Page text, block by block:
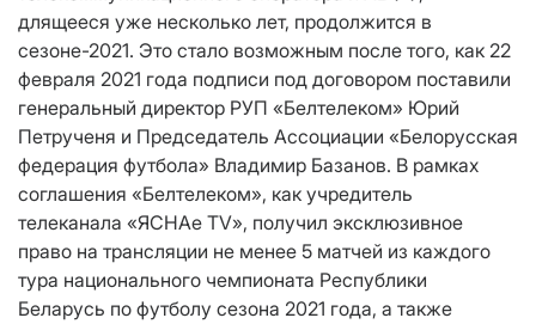
длящееся уже несколько лет, продолжится в
сезоне-2021. Это стало возможным после того, как 22
февраля 2021 года подписи под договором поставили
генеральный директор РУП «Белтелеком» Юрий
Петрученя и Председатель Ассоциации «Белорусская
федерация футбола» Владимир Базанов. В рамках
соглашения «Белтелеком», как учредитель
телеканала «ЯСНАе TV», получил эксклюзивное
право на трансляции не менее 5 матчей из каждого
тура национального чемпионата Республики
Беларусь по футболу сезона 2021 года, а также